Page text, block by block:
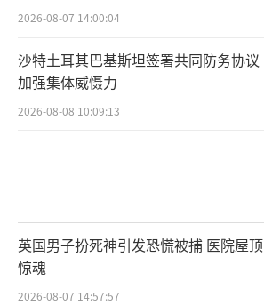
2026-08-07 14:00:04
沙特土耳其巴基斯坦签署共同防务协议
加强集体威慑力
2026-08-08 10:09:13
英国男子扮死神引发恐慌被捕 医院屋顶
惊魂
2026-08-07 14:57:57